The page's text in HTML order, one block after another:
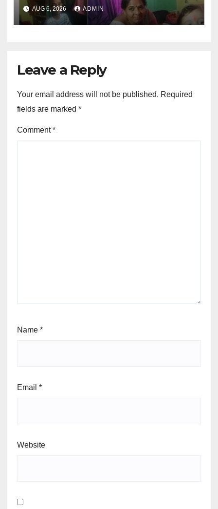
AUG 6, 2026 ADMIN
Leave a Reply
Your email address will not be published. Required
fields are marked *
Comment*
Name *
Email *
Website